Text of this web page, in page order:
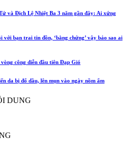
và Địch Lệ Nhiệt Ba 3 năm gần đây: Ai xứng
với bạn trai tin đồn, ‘bằng chứng’ vậy bảo sao ai
công diễn đầu tiên Đạp Gió
da bị đổ dầu, lên mụn vào ngày nồm ẩm
DUNG